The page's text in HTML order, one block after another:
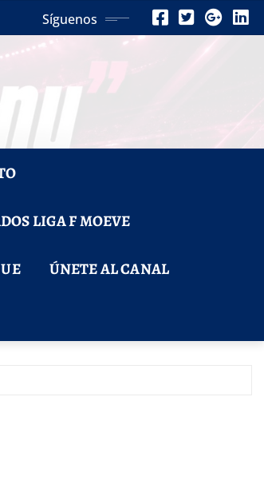
Síguenos
LIGA F MOEVE
ÚNETE AL CANAL